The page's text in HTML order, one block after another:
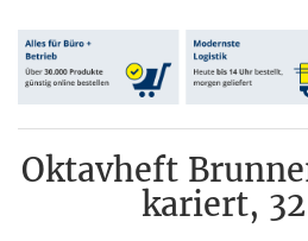
Oktavheft
kariert,